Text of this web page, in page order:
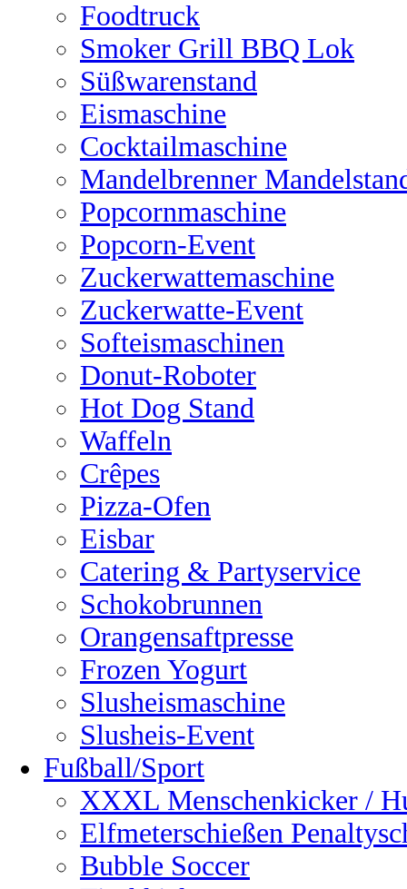
Foodtruck
Smoker Grill BBQ Lok
Süßwarenstand
Eismaschine
Cocktailmaschine
Mandelbrenner
Popcornmaschine
Popcorn-Event
Zuckerwattemaschine
Zuckerwatte-Event
Softeismaschinen
Donut-Roboter
Hot Dog Stand
Waffeln
Crêpes
Pizza-Ofen
Eisbar
Catering & Partyservice
Schokobrunnen
Orangensaftpresse
Frozen Yogurt
Slusheismaschine
Slusheis-Event
Fußball/Sport
XXXL Menschenkicker /
Elfmeterschießen
Bubble Soccer